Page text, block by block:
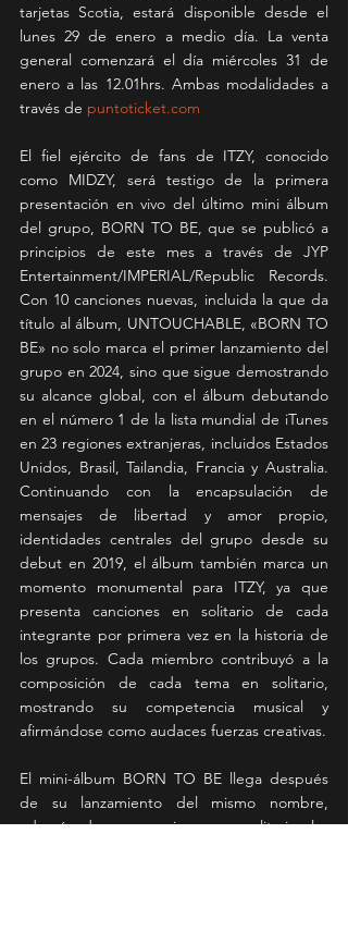
tarjetas Scotia, estará disponible desde el
lunes 29 de enero a medio día. La venta
general comenzará el día miércoles 31 de
enero a las 12.01hrs. Ambas modalidades a
través de puntoticket.com
El fiel ejército de fans de ITZY, conocido
como MIDZY, será testigo de la primera
presentación en vivo del último mini álbum
del grupo, BORN TO BE, que se publicó a
principios de este mes a través de JYP
Entertainment/IMPERIAL/Republic Records.
Con 10 canciones nuevas, incluida la que da
título al álbum, UNTOUCHABLE, «BORN TO
BE» no solo marca el primer lanzamiento del
grupo en 2024, sino que sigue demostrando
su alcance global, con el álbum debutando
en el número 1 de la lista mundial de iTunes
en 23 regiones extranjeras, incluidos Estados
Unidos, Brasil, Tailandia, Francia y Australia.
Continuando con la encapsulación de
mensajes de libertad y amor propio,
identidades centrales del grupo desde su
debut en 2019, el álbum también marca un
momento monumental para ITZY, ya que
presenta canciones en solitario de cada
integrante por primera vez en la historia de
los grupos. Cada miembro contribuyó a la
composición de cada tema en solitario,
mostrando su competencia musical y
afirmándose como audaces fuerzas creativas.
El mini-álbum BORN TO BE llega después
de su lanzamiento del mismo nombre,
además de sus canciones en solitario, las